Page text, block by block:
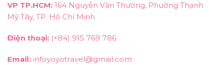
VP TP.HCM: 164 Nguyễn Văn Thương, Phường Thạnh
Mỹ Tây, TP. Hồ Chí Minh
Điện thoại: (+84) 915 769 786
Email: infoyoyotravel@gmail.com